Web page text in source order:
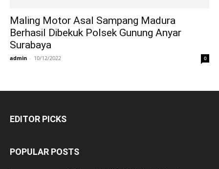
Maling Motor Asal Sampang Madura
Berhasil Dibekuk Polsek Gunung Anyar
Surabaya
admin - 10/12/2022 0
EDITOR PICKS
POPULAR POSTS